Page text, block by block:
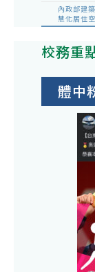
內政部建
慧化居住
校務重
體中